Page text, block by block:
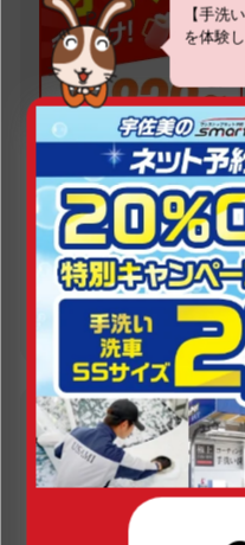
定休日（年末年始は除く）
年中無休
現
【手洗
を体験